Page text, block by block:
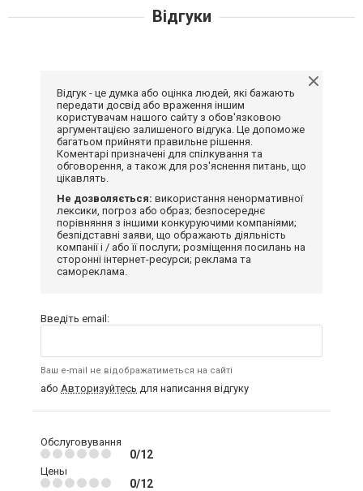
Відгуки
Відгук - це думка або оцінка людей, які бажають
передати досвід або враження іншим
користувачам нашого сайту з обов'язковою
аргументацією залишеного відгука. Це допоможе
багатьом прийняти правильне рішення.
Коментарі призначені для спілкування та
обговорення, а також для роз'яснення питань, що
цікавлять.
Не дозволяється: використання ненормативної
лексики, погроз або образ; безпосереднє
порівняння з іншими конкуруючими компаніями;
безпідставні заяви, що ображають діяльність
компанії і / або її послуги; розміщення посилань на
сторонні інтернет-ресурси; реклама та
самореклама.
Введіть email:
Ваш e-mail не відображатиметься на сайті
або Авторизуйтесь для написання відгуку
Обслуговування
0/12
Цены
0/12